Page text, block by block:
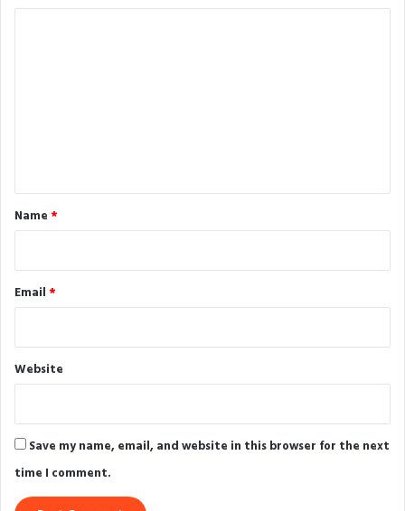
*
Name *
Email *
Website
Save my name, email, and website in this browser for the next
time I comment.